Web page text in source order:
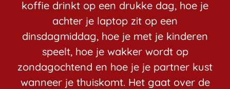
koffie drinkt op een drukke dag, hoe je
achter je laptop zit op een
dinsdagmiddag, hoe je met je kinderen
speelt, hoe je wakker wordt op
zondagochtend en hoe je je partner kust
wanneer je thuiskomt. Het gaat over de